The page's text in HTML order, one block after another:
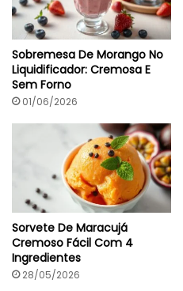
E
m
5
M
i
n
u
t
o
m
o
l
h
o
D
e
T
E
V
i
n
h
o
Sobremesa De Morango No
Liquidificador: Cremosa E
Sem Forno
01/06/2026
Sorvete De Maracujá
Cremoso Fácil Com 4
Ingredientes
28/05/2026